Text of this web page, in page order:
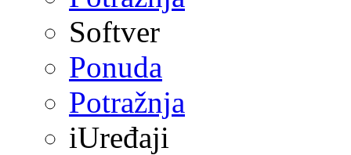
Softver
Ponuda
Potražnja
iUređaji